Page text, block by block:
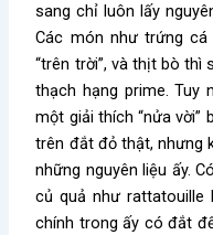
sang chỉ luôn lấy
Các món như trứng
“trên trời”, và thịt bò
thạch hạng prime. Tuy
một giải thích “nửa vời”
trên đắt đỏ thật, nhưng
những nguyên liệu ấy.
củ quả như rattatouille
chính trong ấy có đắt